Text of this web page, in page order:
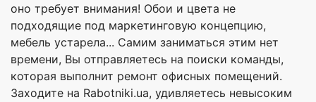
оно требует внимания! Обои и цвета не
подходящие под маркетинговую концепцию,
мебель устарела... Самим заниматься этим нет
времени, Вы отправляетесь на поиски команды,
которая выполнит ремонт офисных помещений.
Заходите на Rabotniki.ua, удивляетесь невысоким